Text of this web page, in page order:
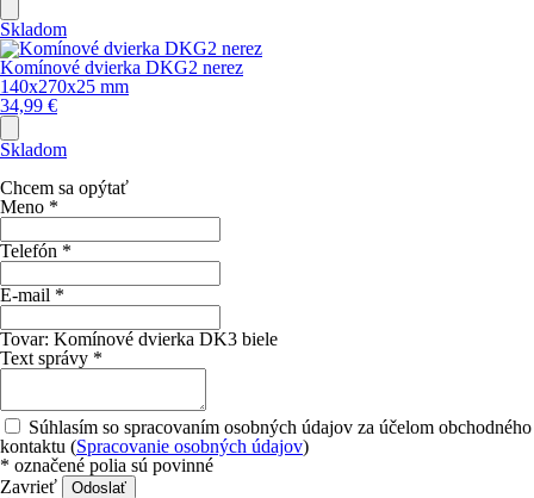
Skladom
Komínové dvierka DKG2 nerez
140x270x25 mm
34,99 €
Skladom
Chcem sa opýtať
Meno *
Telefón *
E-mail *
Tovar: Komínové dvierka DK3 biele
Text správy *
Súhlasím so spracovaním osobných údajov za účelom obchodného
kontaktu (Spracovanie osobných údajov)
* označené polia sú povinné
Zavrieť
Odoslať